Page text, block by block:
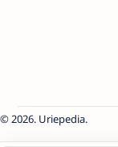
2026. Uriepedia.